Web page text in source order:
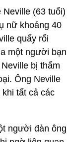
(63 tuổi)
nữ khoảng 40
quấy rối
một người bạn
bị thẩm
Ông Neville
tất cả các
người đàn ông